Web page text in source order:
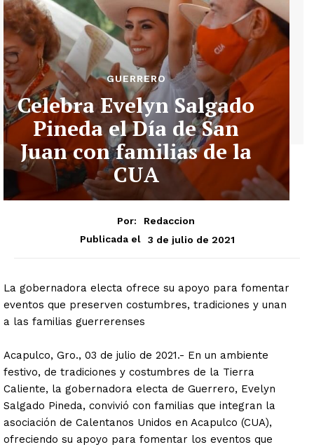
GUERRERO
Celebra Evelyn Salgado
Pineda el Día de San
Juan con familias de la
CUA
Por:
Redaccion
Publicada el
3 de julio de 2021
La gobernadora electa ofrece su apoyo para fomentar
eventos que preserven costumbres, tradiciones y unan
a las familias guerrerenses
Acapulco, Gro., 03 de julio de 2021.- En un ambiente
festivo, de tradiciones y costumbres de la Tierra
Caliente, la gobernadora electa de Guerrero, Evelyn
Salgado Pineda, convivió con familias que integran la
asociación de Calentanos Unidos en Acapulco (CUA),
ofreciendo su apoyo para fomentar los eventos que